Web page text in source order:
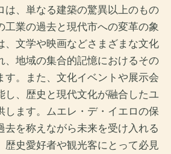
は、単なる建築の驚異以上のもの
工業の過去と現代市への変革の象
、文学や映画などさまざまな文化
、地域の集合的記憶におけるその
す。また、文化イベントや展示会
し、歴史と現代文化が融合したユ
します。ムエレ・デ・イエロの保
去を称えながら未来を受け入れる
歴史愛好者や観光客にとって必見